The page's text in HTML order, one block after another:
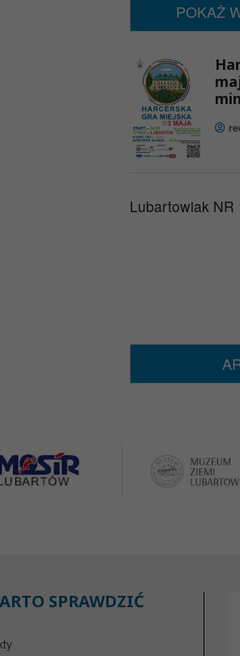
POKAŻ
Lubartowiak NR
SPRAWDZIĆ